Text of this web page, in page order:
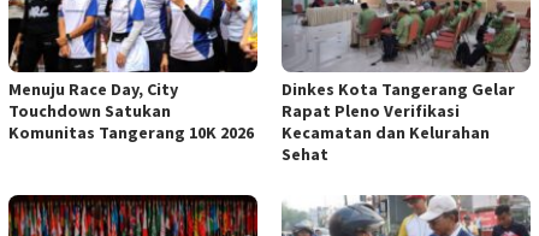
Menuju Race Day, City
Touchdown Satukan
Komunitas Tangerang 10K 2026
Dinkes Kota Tangerang Gelar
Rapat Pleno Verifikasi
Kecamatan dan Kelurahan
Sehat